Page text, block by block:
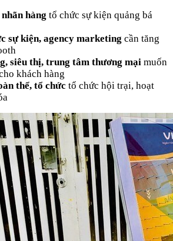
hàng tổ chức sự kiện quảng bá
sự kiện, agency marketing cần tăng
siêu thị, trung tâm thương mại muốn
khách hàng
thể, tổ chức tổ chức hội trại, hoạt